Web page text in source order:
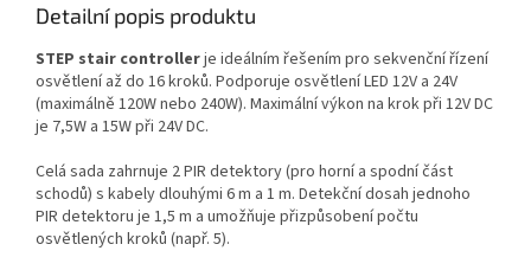
Detailní popis produktu
STEP stair controllerje ideálním řešením pro sekvenční řízení
osvětlení až do 16 kroků. Podporuje osvětlení LED 12V a 24V
(maximálně 120W nebo 240W). Maximální výkon na krok při 12V DC
je 7,5W a 15W při 24V DC.
Celá sada zahrnuje 2 PIR detektory (pro horní a spodní část
schodů) s kabely dlouhými 6 m a 1 m. Detekční dosah jednoho
PIR detektoru je 1,5 m a umožňuje přizpůsobení počtu
osvětlených kroků (např. 5).